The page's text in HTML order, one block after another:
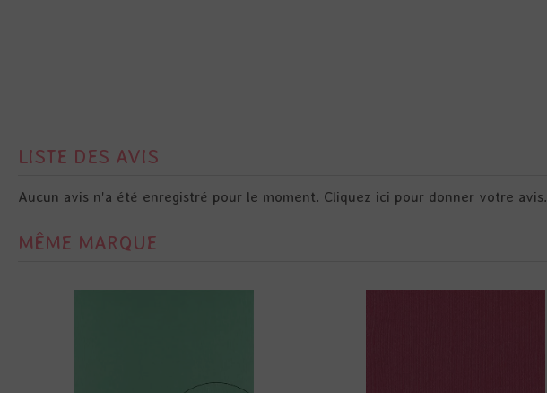
LISTE DES AVIS
Aucun avis n'a été enregistré pour le moment. Cliquez ici pour donner votre avis.
MÊME MARQUE